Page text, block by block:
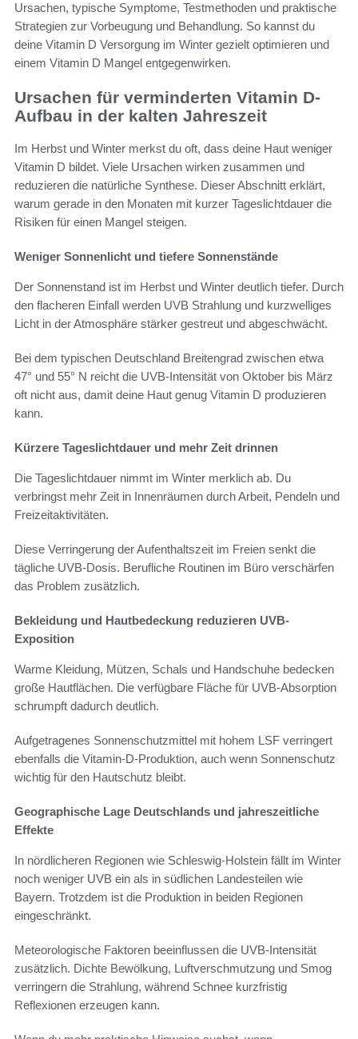
Ursachen, typische Symptome, Testmethoden und praktische
Strategien zur Vorbeugung und Behandlung. So kannst du
deine Vitamin D Versorgung im Winter gezielt optimieren und
einem Vitamin D Mangel entgegenwirken.
Ursachen für verminderten Vitamin D-
Aufbau in der kalten Jahreszeit
Im Herbst und Winter merkst du oft, dass deine Haut weniger
Vitamin D bildet. Viele Ursachen wirken zusammen und
reduzieren die natürliche Synthese. Dieser Abschnitt erklärt,
warum gerade in den Monaten mit kurzer Tageslichtdauer die
Risiken für einen Mangel steigen.
Weniger Sonnenlicht und tiefere Sonnenstände
Der Sonnenstand ist im Herbst und Winter deutlich tiefer. Durch
den flacheren Einfall werden UVB Strahlung und kurzwelliges
Licht in der Atmosphäre stärker gestreut und abgeschwächt.
Bei dem typischen Deutschland Breitengrad zwischen etwa
47° und 55° N reicht die UVB-Intensität von Oktober bis März
oft nicht aus, damit deine Haut genug Vitamin D produzieren
kann.
Kürzere Tageslichtdauer und mehr Zeit drinnen
Die Tageslichtdauer nimmt im Winter merklich ab. Du
verbringst mehr Zeit in Innenräumen durch Arbeit, Pendeln und
Freizeitaktivitäten.
Diese Verringerung der Aufenthaltszeit im Freien senkt die
tägliche UVB-Dosis. Berufliche Routinen im Büro verschärfen
das Problem zusätzlich.
Bekleidung und Hautbedeckung reduzieren UVB-
Exposition
Warme Kleidung, Mützen, Schals und Handschuhe bedecken
große Hautflächen. Die verfügbare Fläche für UVB-Absorption
schrumpft dadurch deutlich.
Aufgetragenes Sonnenschutzmittel mit hohem LSF verringert
ebenfalls die Vitamin-D-Produktion, auch wenn Sonnenschutz
wichtig für den Hautschutz bleibt.
Geographische Lage Deutschlands und jahreszeitliche
Effekte
In nördlicheren Regionen wie Schleswig-Holstein fällt im Winter
noch weniger UVB ein als in südlichen Landesteilen wie
Bayern. Trotzdem ist die Produktion in beiden Regionen
eingeschränkt.
Meteorologische Faktoren beeinflussen die UVB-Intensität
zusätzlich. Dichte Bewölkung, Luftverschmutzung und Smog
verringern die Strahlung, während Schnee kurzfristig
Reflexionen erzeugen kann.